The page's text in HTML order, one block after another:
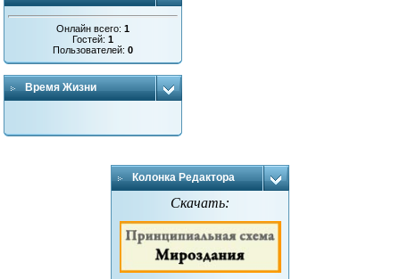
Онлайн всего:1
Гостей:1
Пользователей:0
Время Жизни
Колонка Редактора
Скачать: